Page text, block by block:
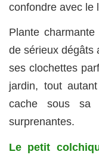
confondre avec le
Plante
de sérieux dégâts
ses clochettes
jardin, tout
cache sous sa
surprenantes.
Le petit